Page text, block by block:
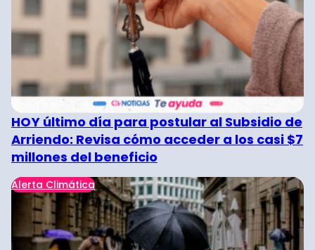
HOY último día para postular al Subsidio de
Arriendo: Revisa cómo acceder a los casi $7
millones del beneficio
Alerta Climática